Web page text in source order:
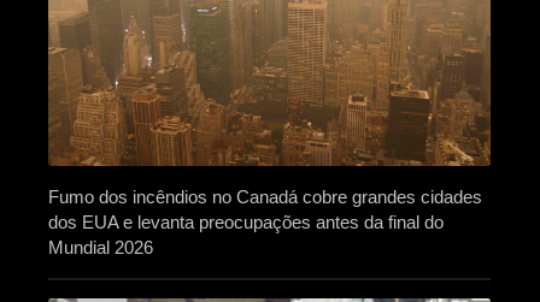
Fumo dos incêndios no Canadá cobre grandes cidades
dos EUA e levanta preocupações antes da final do
Mundial 2026